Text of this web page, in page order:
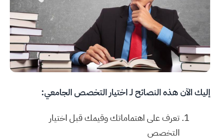
إليك الآن هذه النصائح لـ اختيار التخصص الجامعي:
تعرف على اهتماماتك وقيمك قبل اختيار
التخصص